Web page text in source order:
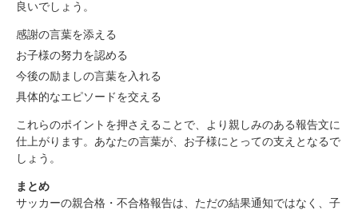
良いでしょう。
感謝の言葉を添える
お子様の努力を認める
今後の励ましの言葉を入れる
具体的なエピソードを交える
これらのポイントを押さえることで、より親しみのある報告文に
仕上がります。あなたの言葉が、お子様にとっての支えとなるで
しょう。
まとめ
サッカーの親合格・不合格報告は、ただの結果通知ではなく、子